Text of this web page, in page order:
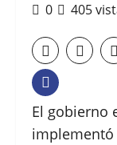
0
405
El gobierno